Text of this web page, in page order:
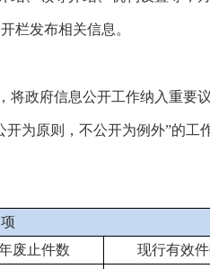
栏发布相关信息。
将政府信息公开工作纳入重要
为原则，不公开为例外”的工
废止件数
现行有效